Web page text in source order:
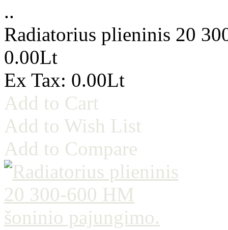
..
Radiatorius plieninis 20
0.00Lt
Ex Tax: 0.00Lt
Add to Cart
Add to Wish List
Add to Compare